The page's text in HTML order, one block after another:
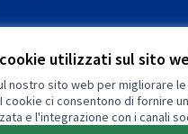
utilizzati sul sito
nostro sito web per migliorare
cookie ci consentono di fornire
e l'integrazione con i canali
consoftware
esterno)